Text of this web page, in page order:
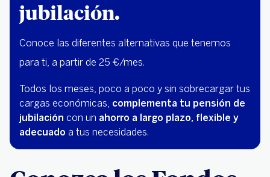
jubilación.
Conoce las diferentes alternativas que tenemos
para ti, a partir de 25 €/mes.
Todos los meses, poco a poco y sin sobrecargar tus
cargas económicas, complementa tu pensión de
jubilación con un ahorro a largo plazo, flexible y
adecuado a tus necesidades.